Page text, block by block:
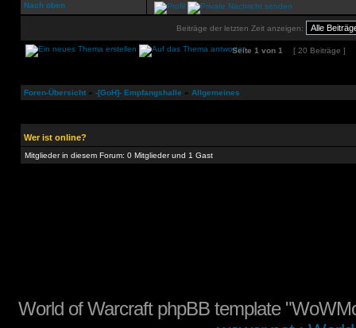
Nach oben
Beiträge der letzten Zeit anzeigen:
Seite 1 von 1 [ 20 Beiträge ]
Foren-Übersicht » -[GoH]- Empfangshalle » Allgemeines
Wer ist online?
Mitglieder in diesem Forum: 0 Mitglieder und 1 Gast
World of Warcraft phpBB template